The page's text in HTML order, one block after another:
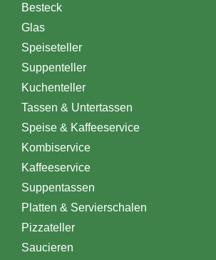
Besteck
Glas
Speiseteller
Suppenteller
Kuchenteller
Tassen & Untertassen
Speise & Kaffeeservice
Kombiservice
Kaffeeservice
Suppentassen
Platten & Servierschalen
Pizzateller
Saucieren